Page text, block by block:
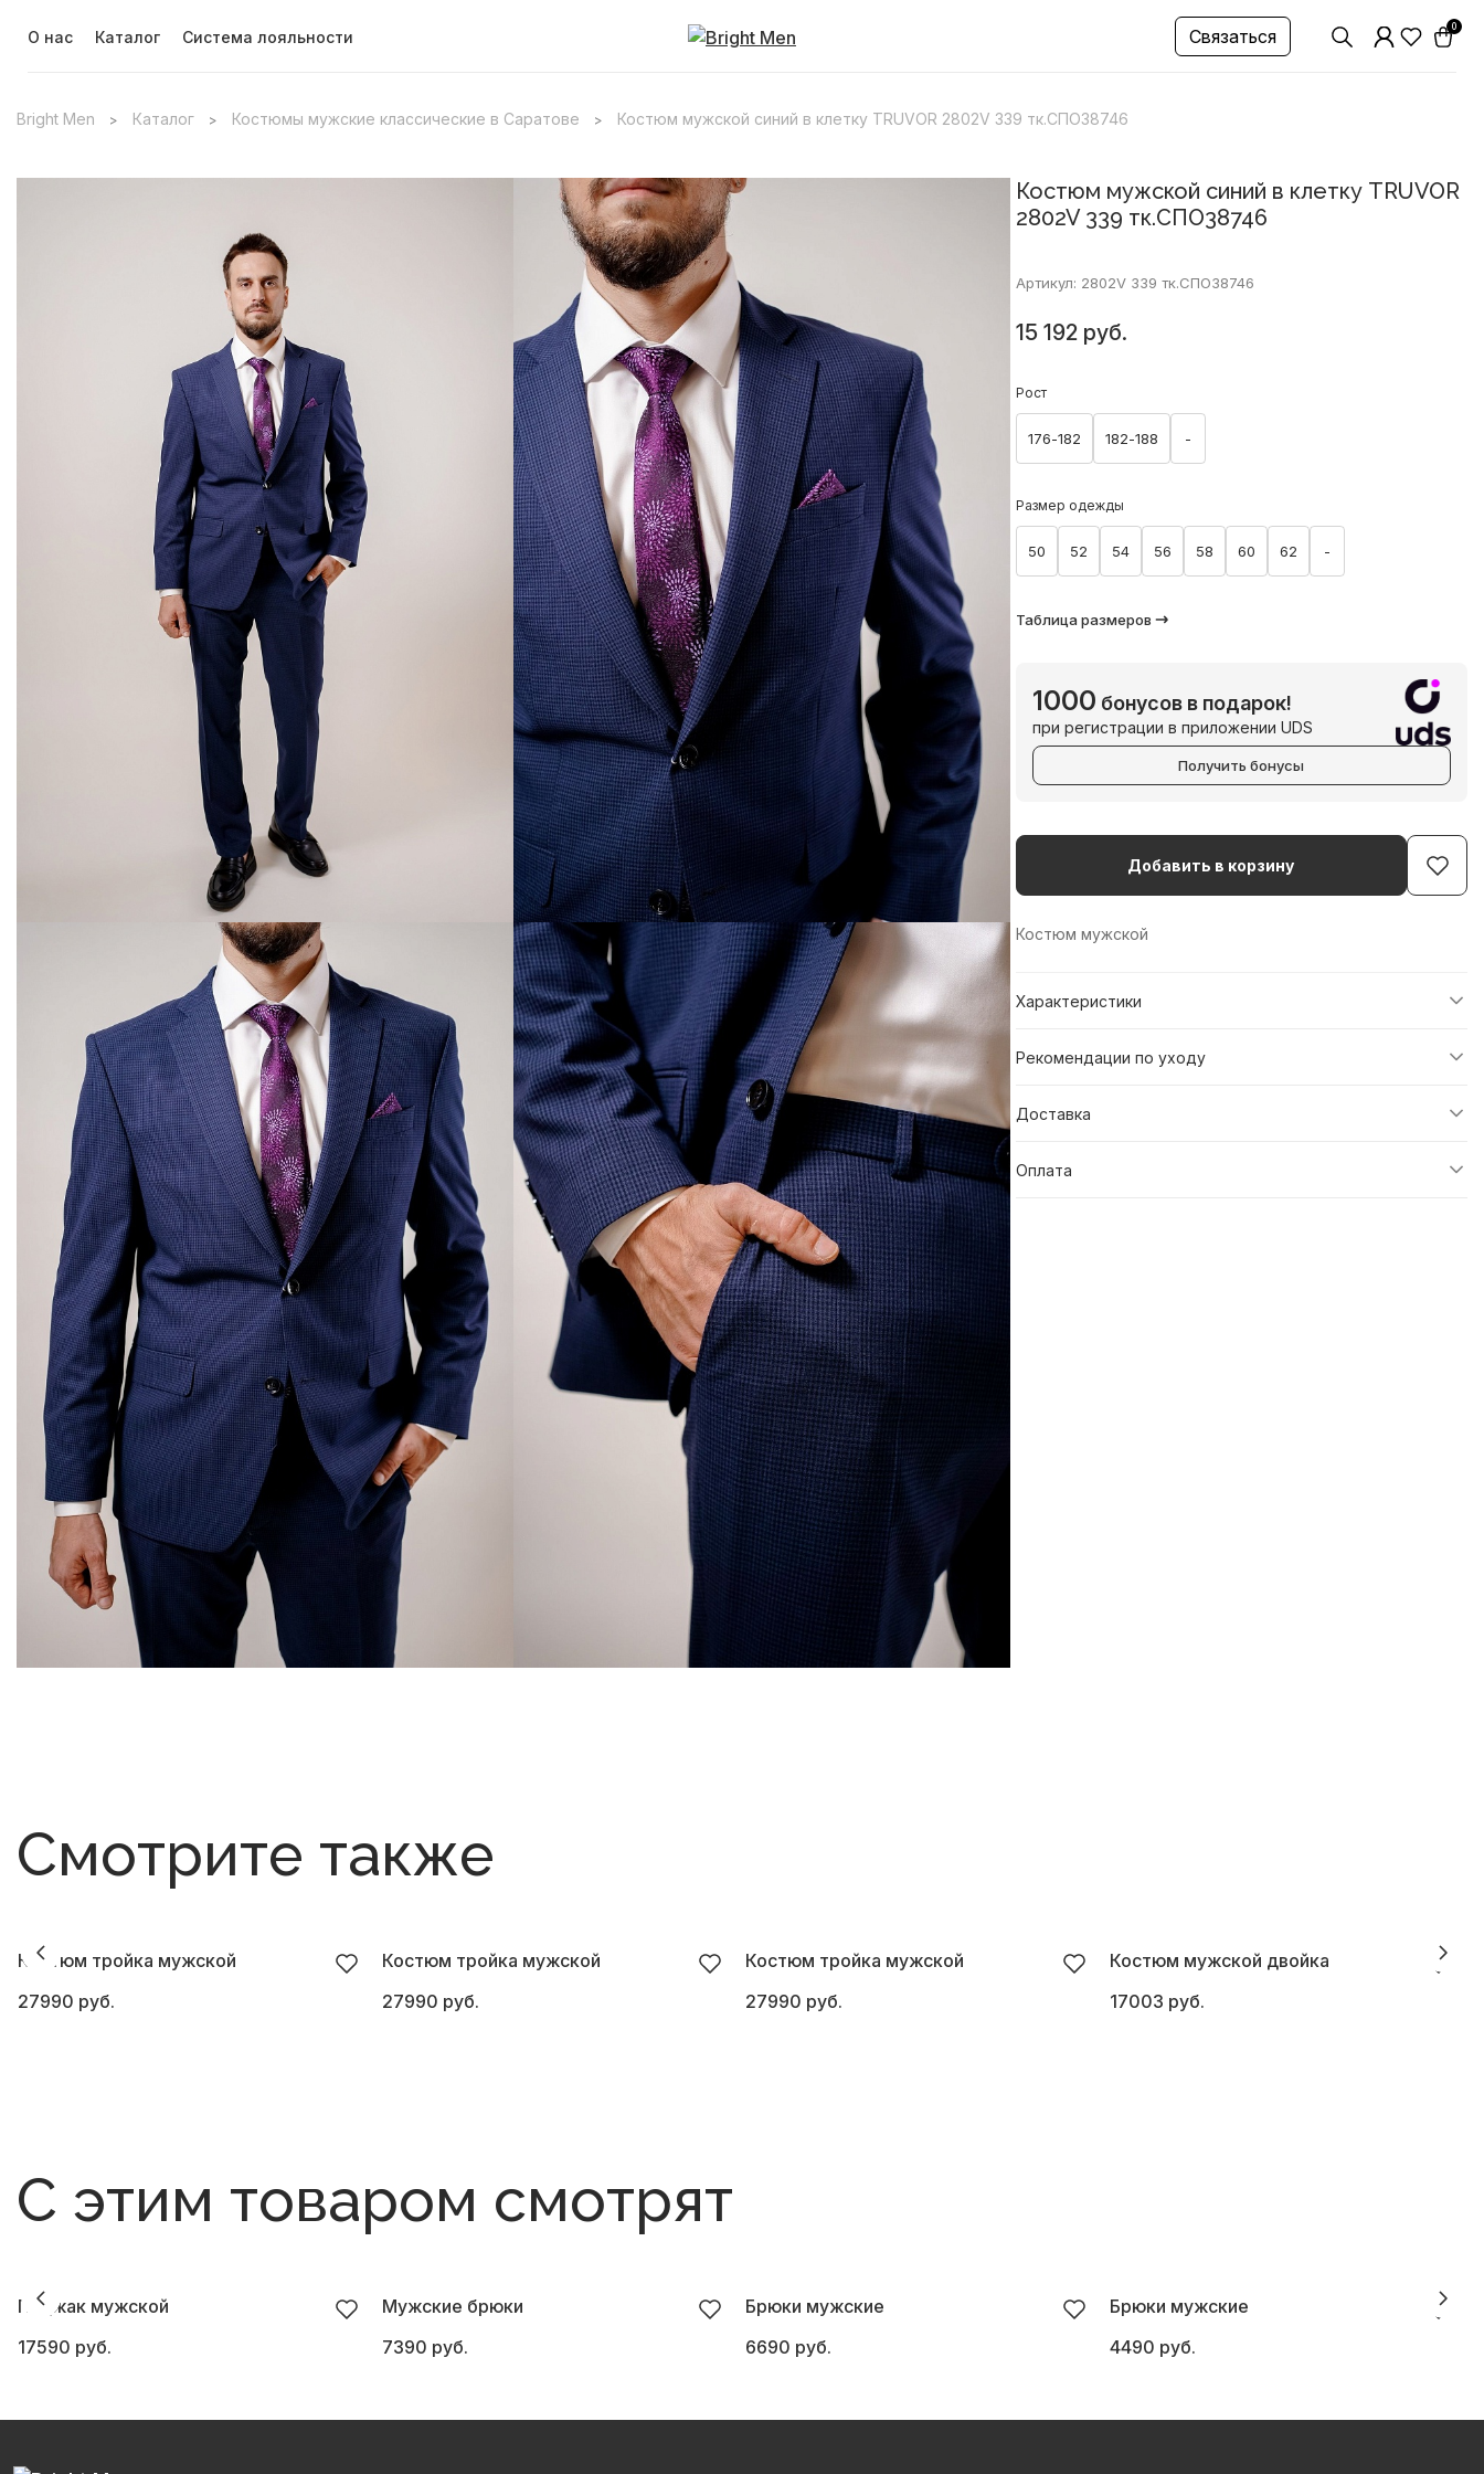
О нас Каталог Система лояльности Связаться 0
Bright Men > Каталог > Костюмы мужские классические в Саратове > Костюм мужской синий в клетку TRUVOR 2802V 339 тк.СПО38746
Костюм мужской синий в клетку TRUVOR
2802V 339 тк.СПО38746
Артикул: 2802V 339 тк.СПО38746
15 192 руб.
Рост
176-182 182-188 -
Размер одежды
50 52 54 56 58 60 62 -
Таблица размеров
1000 бонусов в подарок!
при регистрации в приложении UDS
Получить бонусы
Добавить в корзину
Костюм мужской
Характеристики
Рекомендации по уходу
Доставка
Оплата
Смотрите также
Костюм тройка мужской
27990 руб.
Костюм тройка мужской
27990 руб.
Костюм тройка мужской
27990 руб.
Костюм мужской двойка
17003 руб.
С этим товаром смотрят
Пиджак мужской
17590 руб.
Мужские брюки
7390 руб.
Брюки мужские
6690 руб.
Брюки мужские
4490 руб.